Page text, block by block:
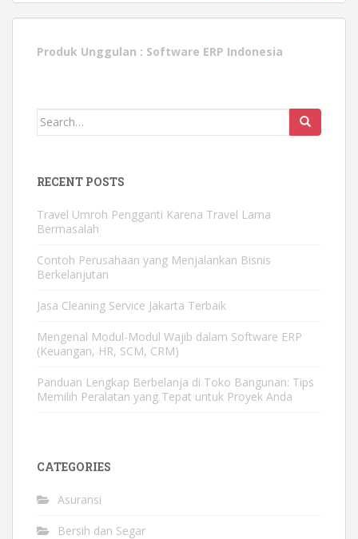
Produk Unggulan : Software ERP Indonesia
Search
RECENT POSTS
Travel Umroh Pengganti Karena Travel Lama
Bermasalah
Contoh Perusahaan yang Menjalankan Bisnis
Berkelanjutan
Jasa Cleaning Service Jakarta Terbaik
Mengenal Modul-Modul Wajib dalam Software ERP
(Keuangan, HR, SCM, CRM)
Panduan Lengkap Berbelanja di Toko Bangunan: Tips
Memilih Peralatan yang Tepat untuk Proyek Anda
CATEGORIES
Asuransi
Bersih dan Segar